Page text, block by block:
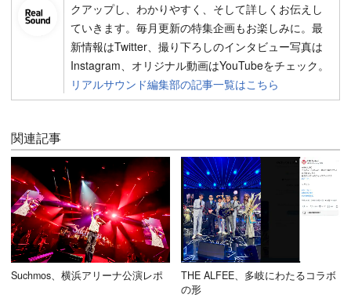
クアップし、わかりやすく、そして詳しくお伝えし
ていきます。毎月更新の特集企画もお楽しみに。最
新情報はTwitter、撮り下ろしのインタビュー写真は
Instagram、オリジナル動画はYouTubeをチェック。
リアルサウンド編集部の記事一覧はこちら
関連記事
Suchmos、横浜アリーナ公演レポ
THE ALFEE、多岐にわたるコラボ
の形